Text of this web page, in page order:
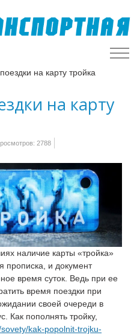
на карту тройка
на карту
2788
наличие карты «тройка»
прописка, и документ
время суток. Ведь при ее
время поездки при
своей очереди в
Как пополнять тройку,
kak-popolnit-trojku-